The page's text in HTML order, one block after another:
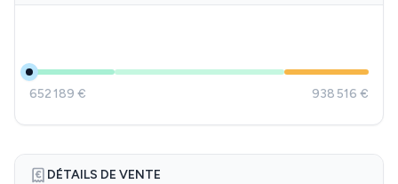
652 189 € 938 516 €
DÉTAILS DE VENTE